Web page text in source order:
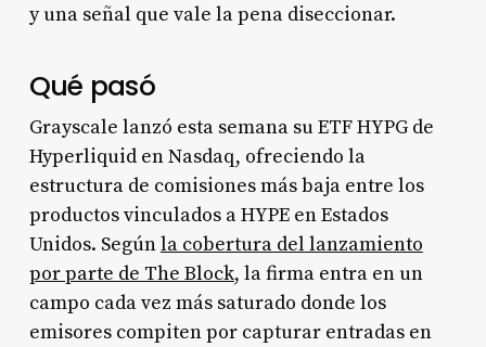
y una señal que vale la pena diseccionar.
Qué pasó
Grayscale lanzó esta semana su ETF HYPG de
Hyperliquid en Nasdaq, ofreciendo la
estructura de comisiones más baja entre los
productos vinculados a HYPE en Estados
Unidos. Segúnla cobertura del lanzamiento
por parte de The Block, la firma entra en un
campo cada vez más saturado donde los
emisores compiten por capturar entradas en